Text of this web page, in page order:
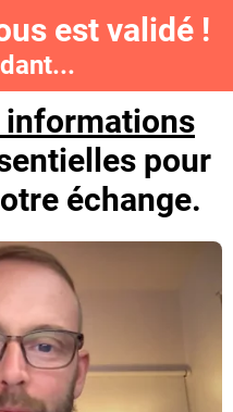
est validé !
informations
pour
échange.